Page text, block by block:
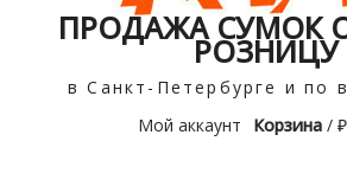
ПРОДАЖА СУМОК
РОЗНИЦУ
в Санкт-Петербурге и по
Мой аккаунт
Корзина/ ₽